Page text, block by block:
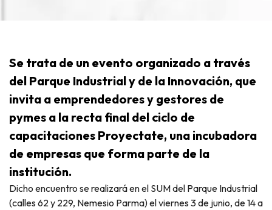
Se trata de un evento organizado a través
del Parque Industrial y de la Innovación, que
invita a emprendedores y gestores de
pymes a la recta final del ciclo de
capacitaciones Proyectate, una incubadora
de empresas que forma parte de la
institución.
Dicho encuentro se realizará en el SUM del Parque Industrial
(calles 62 y 229, Nemesio Parma) el viernes 3 de junio, de 14 a